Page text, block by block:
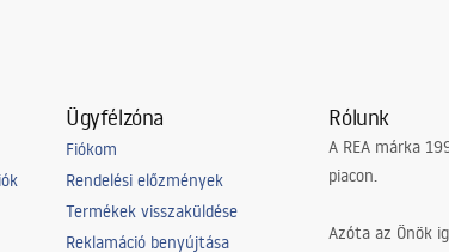
Ügyfélzóna
Fiókom
Rendelési előzmények
Termékek visszaküldése
Reklamáció benyújtása
Rólunk
A REA márka
piacon.
Azóta az Önök